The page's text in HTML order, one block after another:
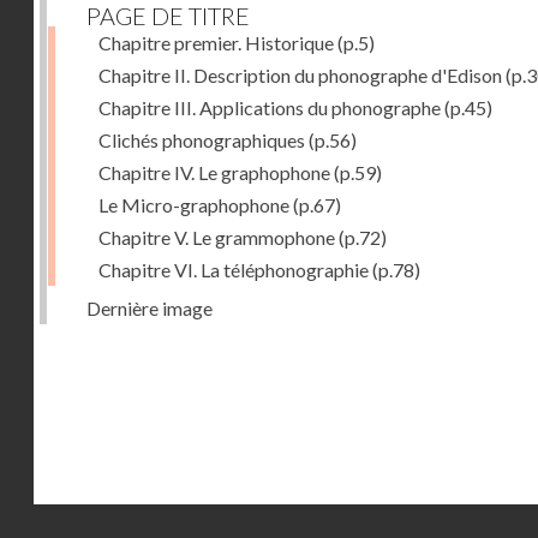
PAGE DE TITRE
Chapitre premier. Historique(p.5)
Chapitre II. Description du phonographe d'Edison
Chapitre III. Applications du phonographe(p.45)
Clichés phonographiques (p.56)
Chapitre IV. Le graphophone(p.59)
Le Micro-graphophone(p.67)
Chapitre V. Le grammophone(p.72)
Chapitre VI. La téléphonographie(p.78)
Dernière image